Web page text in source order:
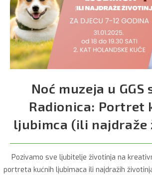
Noć muzeja u GGS
Radionica: Portret
ljubimca (ili najdraže
Pozivamo sve ljubitelje životinja na
portreta kućnih ljubimaca ili najdražih